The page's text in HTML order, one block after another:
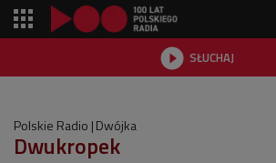
 SŁUCHAJ
Polskie Radio Dwójka
Dwukropek